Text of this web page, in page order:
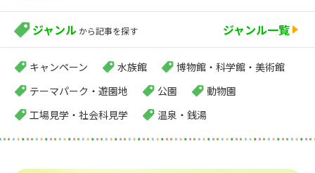
ジャンル から記事を探す ジャンル一覧
キャンペーン 水族館
博物館・科学館・美術館
テーマパーク・遊園地
公園
動物園
工場見学・社会科見学
温泉・銭湯